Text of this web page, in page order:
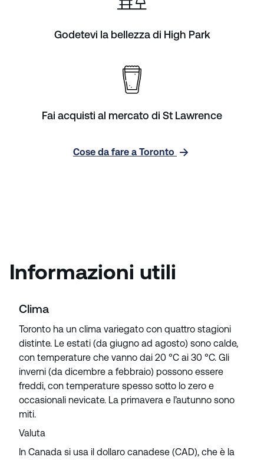
Godetevi la bellezza di High Park
Fai acquisti al mercato di St Lawrence
Cose da fare a Toronto
Informazioni utili
Clima
Toronto ha un clima variegato con quattro stagioni
distinte. Le estati (da giugno ad agosto) sono calde,
con temperature che vanno dai 20 °C ai 30 °C. Gli
inverni (da dicembre a febbraio) possono essere
freddi, con temperature spesso sotto lo zero e
occasionali nevicate. La primavera e l’autunno sono
miti.
Valuta
In Canada si usa il dollaro canadese (CAD), che è la